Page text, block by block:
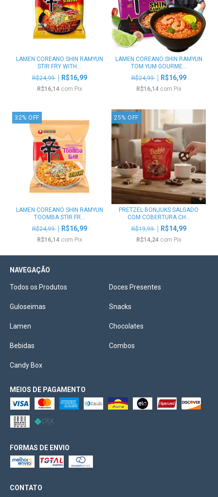
LAMEN COREANO SHIN RAMYUN
STIR FRY WITH...
R$24,99
R$16,99
R$16,14 com Pix
LAMEN COREANO SHIN RAMYUN
TOM YUM GOURME...
R$24,99
R$16,99
R$16,14 com Pix
32% OFF
LAMEN COREANO SHIN RAMYUN
TOOMBA STIR FR...
R$24,99
R$16,99
R$16,14 com Pix
25% OFF
PRETZEL BONJUKS SALGADO
COM COBERTURA CH...
R$19,99
R$14,99
R$14,24 com Pix
NAVEGAÇÃO
Todos os Produtos Doces Presentes
Guloseimas Snacks
Lamen Chocolates
Bebidas Combos
Candy Box
MEIOS DE PAGAMENTO
FORMAS DE ENVIO
CONTATO